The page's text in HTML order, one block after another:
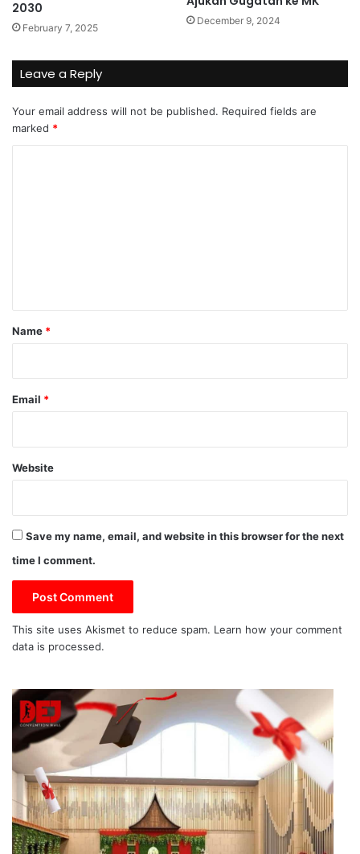
2030
February 7, 2025
December 9, 2024
Leave a Reply
Your email address will not be published. Required fields are
marked *
*
Name *
Email *
Website
Save my name, email, and website in this browser for the next
time I comment.
This site uses Akismet to reduce spam. Learn how your comment
data is processed.